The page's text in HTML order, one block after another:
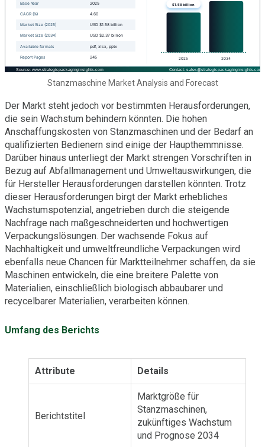
Stanzmaschine Market Analysis and Forecast
Der Markt steht jedoch vor bestimmten Herausforderungen,
die sein Wachstum behindern könnten. Die hohen
Anschaffungskosten von Stanzmaschinen und der Bedarf an
qualifizierten Bedienern sind einige der Haupthemmnisse.
Darüber hinaus unterliegt der Markt strengen Vorschriften in
Bezug auf Abfallmanagement und Umweltauswirkungen, die
für Hersteller Herausforderungen darstellen könnten. Trotz
dieser Herausforderungen birgt der Markt erhebliches
Wachstumspotenzial, angetrieben durch die steigende
Nachfrage nach maßgeschneiderten und hochwertigen
Verpackungslösungen. Der wachsende Fokus auf
Nachhaltigkeit und umweltfreundliche Verpackungen wird
ebenfalls neue Chancen für Marktteilnehmer schaffen, da sie
Maschinen entwickeln, die eine breitere Palette von
Materialien, einschließlich biologisch abbaubarer und
recycelbarer Materialien, verarbeiten können.
Umfang des Berichts
Attribute Details
Berichtstitel
Marktgröße für
Stanzmaschinen,
zukünftiges Wachstum
und Prognose 2034